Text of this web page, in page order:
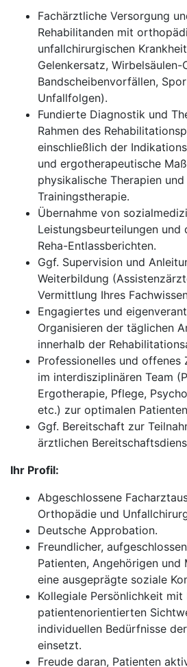
Fachärztliche Versorgung
Rehabilitanden mit
unfallchirurgischen
Gelenkersatz, Wirbelsäulen-
Bandscheibenvorfällen,
Unfallfolgen).
Fundierte Diagnostik und
Rahmen des
einschließlich der
und ergotherapeutische
physikalische Therapien
Trainingstherapie.
Übernahme von
Leistungsbeurteilungen und
Reha-Entlassberichten.
Ggf. Supervision und
Weiterbildung
Vermittlung Ihres
Engagiertes und
Organisieren der täglichen
innerhalb der
Professionelles und offenes
im interdisziplinären Team
Ergotherapie, Pflege,
etc.) zur optimalen
Ggf. Bereitschaft zur
ärztlichen
Ihr Profil:
Abgeschlossene
Orthopädie und
Deutsche Approbation.
Freundlicher,
Patienten, Angehörigen
eine ausgeprägte soziale
Kollegiale Persönlichkeit
patientenorientierten
individuellen Bedürfnisse
einsetzt.
Freude daran, Patienten